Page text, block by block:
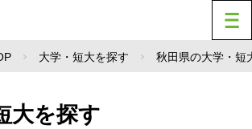
大学・短大を探す 秋田県の大学・短
大を探す